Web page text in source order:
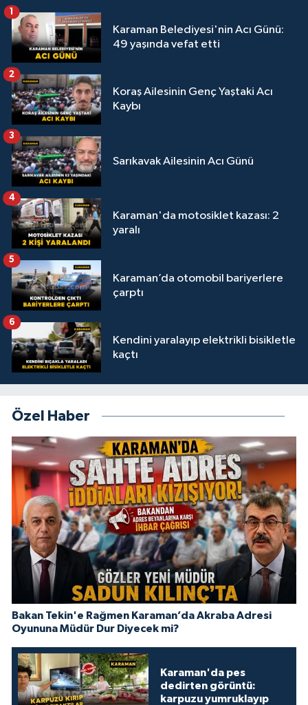
Karaman Belediyesi'nin Acı Günü:
49 yaşında vefat etti
1
Koraş Ailesinin Genç Yaştaki Acı
Kaybı
2
Sarıkavak Ailesinin Acı Günü
3
Karaman'da motosiklet kazası: 2
yaralı
4
Karaman’da otomobil bariyerlere
çarptı
5
Kendini yaralayıp elektrikli bisikletle
kaçtı
6
Özel Haber
Bakan Tekin'e Rağmen Karaman’da Akraba Adresi
Oyununa Müdür Dur Diyecek mi?
Karaman'da pes
dedirten görüntü:
karpuzu yumruklayıp